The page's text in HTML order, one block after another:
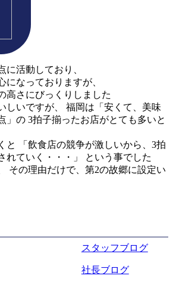
に活動しており、
になっておりますが、
高さにびっくりしました
しいですが、 福岡は「安くて、美味
」の 3拍子揃ったお店がとても多いと
と 「飲食店の競争が激しいから、3拍
れていく・・・」 という事でした
その理由だけで、第2の故郷に設定い
スタッフブログ
社長ブログ